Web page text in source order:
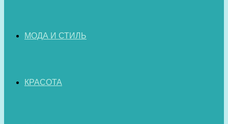
МОДА И СТИЛЬ
КРАСОТА